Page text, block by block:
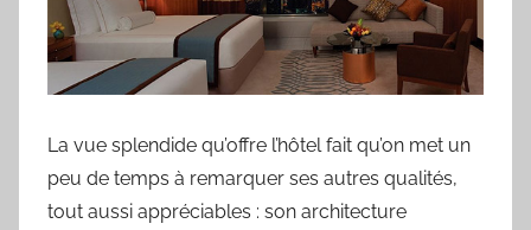
La vue splendide qu’offre l’hôtel fait qu’on met un
peu de temps à remarquer ses autres qualités,
tout aussi appréciables : son architecture